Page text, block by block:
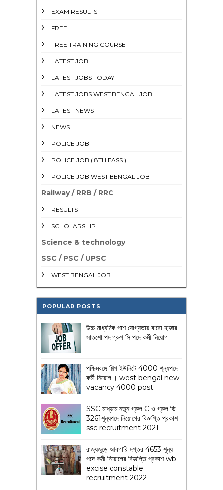
EXAM RESULTS
FREE
FREE TRAINING COURSE
LATEST JOB
LATEST JOBS TODAY
LATEST JOBS WEST BENGAL JOB
LATEST NEWS
NEWS
POLICE JOB
POLICE JOB ( 8TH PASS )
POLICE JOB WEST BENGAL JOB
Railway / RRB / RRC
RESULTS
SCHOLARSHIP
Science & technology
SSC / PSC / UPSC
WEST BENGAL JOB
POPULAR POSTS
উচ্চ মাধ্যমিক পাশ যোগ্যতায় বারো হাজার
সাতশো পদ গ্রুপ সি পদে কর্মী নিয়োগ
পশ্চিমবঙ্গে শিল্প ইউনিটে 4000 শূন্যপদে
কর্মী নিয়োগ । west bengal new
vacancy 4000 post
SSC মাধ্যমে নতুন গ্রুপ C ও গ্রুপ ডি
3261শূন্যপদে নিয়োগের বিজ্ঞপ্তি প্রকাশ
ssc recruitment 2021
রাজ্যজুড়ে আবগারি দপ্তর 4653 শূন্য
পদে কর্মী নিয়োগের বিজ্ঞপ্তি প্রকাশ wb
excise constable
recruitment 2022